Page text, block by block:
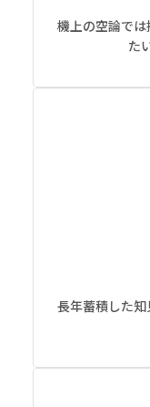
機上の空論で
た
長年蓄積した